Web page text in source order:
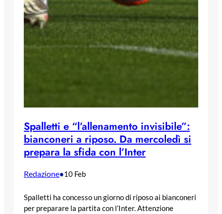
Spalletti e “l’allenamento invisibile”:
bianconeri a riposo. Da mercoledì si
prepara la sfida con l’Inter
Redazione•10 Feb
Spalletti ha concesso un giorno di riposo ai bianconeri
per preparare la partita con l’Inter. Attenzione